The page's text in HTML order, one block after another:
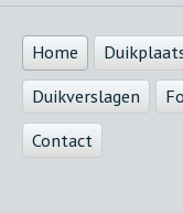
Home
Duikverslagen
Contact